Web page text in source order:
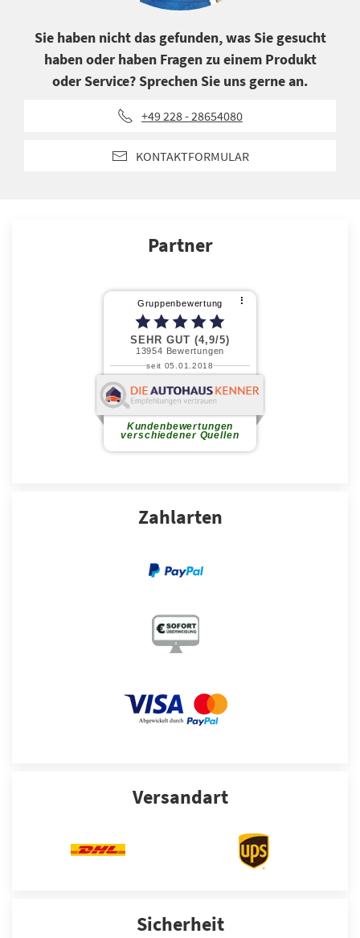
Sie haben nicht das gefunden, was Sie gesucht
haben oder haben Fragen zu einem Produkt
oder Service? Sprechen Sie uns gerne an.
+49 228 - 28654080
KONTAKTFORMULAR
Partner
Zahlarten
Versandart
Sicherheit